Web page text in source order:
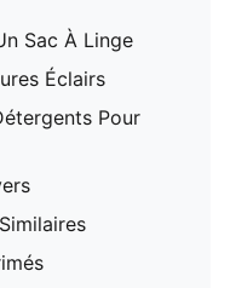
Sac À Linge
Éclairs
Pour